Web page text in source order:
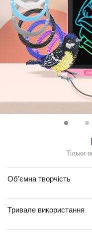
Тільки
Об’ємна творчість
Тривале використання